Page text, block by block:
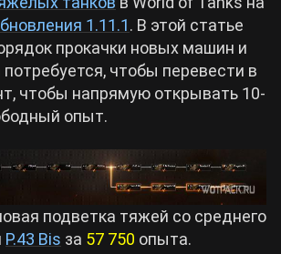
1.11.1. В этой статье
прокачки новых машин и
чтобы перевести в
чтобы напрямую открывать 10-
опыт.
подветка тяжей со среднего
P.43 Bis за 57 750 опыта.